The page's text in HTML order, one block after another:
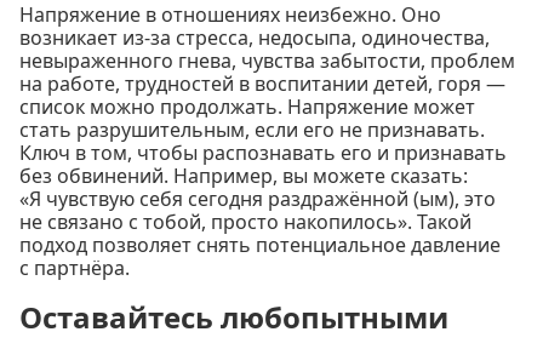
Напряжение в отношениях неизбежно. Оно
возникает из-за стресса, недосыпа, одиночества,
невыраженного гнева, чувства забытости, проблем
на работе, трудностей в воспитании детей, горя —
список можно продолжать. Напряжение может
стать разрушительным, если его не признавать.
Ключ в том, чтобы распознавать его и признавать
без обвинений. Например, вы можете сказать:
«Я чувствую себя сегодня раздражённой (ым), это
не связано с тобой, просто накопилось». Такой
подход позволяет снять потенциальное давление
с партнёра.
Оставайтесь любопытными